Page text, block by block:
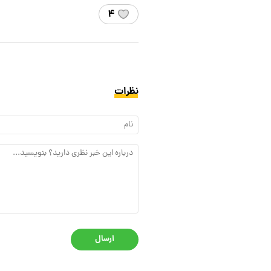
۴
نظرات
ارسال